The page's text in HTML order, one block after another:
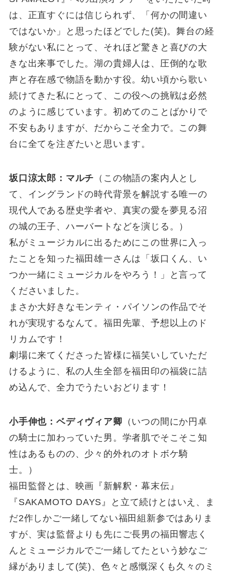
は、正直すぐには信じられず、「何かの間違い
ではないか」と思ったほどでした(笑)。舞台の経
験がない私にとって、それほど驚きと喜びの大
きな出来事でした。湖の貴婦人は、圧倒的な歌
声と存在感で物語を動かす役。幼い頃から歌い
続けてきた私にとって、この役への挑戦は必然
のように感じています。初めてのことばかりで
不安もありますが、だからこそ全力で。この舞
台に全てを注ぎたいと思います。
坂口涼太郎：マルチ （この物語の案内人とし
て、イングランドの時代背景を解説する唯一の
現代人である歴史学者や、真実の愛を夢見る沼
の城の王子、ハーバートなどを演じる。）
私がミュージカルに出るためにこの世界に入っ
たことを知った福田雄一さんは「坂口くん、い
つか一緒にミュージカルをやろう！」と言って
くださいました。
まさか大好きなモンティ・パイソンの作品でそ
れが実現するなんて。福田先輩、予想以上のド
リカムです！
劇場に来てくださった皆様に福笑いしていただ
けるように、私の人生全部を福田印の福袋に詰
め込んで、全力でうたいおどります！
小手伸也：ベディヴィア卿 （いつの間にか円卓
の騎士に加わっていた男。学者肌でそこそこ知
性はあるものの、少々的外れのオトボケ騎
士。）
福田監督とは、映画『新解釈・幕末伝』
『SAKAMOTO DAYS』と立て続けとはいえ、ま
だ2作しかご一緒してない福田組新参ではありま
すが、実は監督よりも先にご長男の福田響志く
んとミュージカルでご一緒してたという妙なご
縁がありまして(笑)、色々と感慨深くも久々のミ